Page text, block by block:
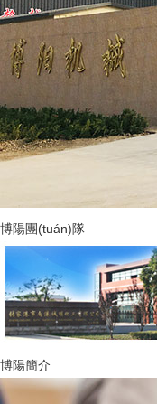
博陽團(tuán)隊
博陽簡介